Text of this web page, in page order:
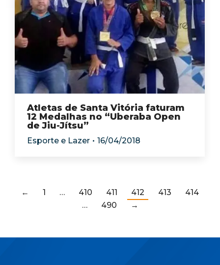
Atletas de Santa Vitória faturam
12 Medalhas no “Uberaba Open
de Jiu-Jítsu”
Esporte e Lazer 16/04/2018
← 1 … 410 411 412 413
414
…
490 →